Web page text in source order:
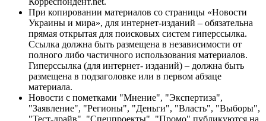
При копировании материалов со страницы «Новости
Украины и мира», для интернет-изданий – обязательна
прямая открытая для поисковых систем гиперссылка.
Ссылка должна быть размещена в независимости от
полного либо частичного использования материалов.
Гиперссылка (для интернет- изданий) – должна быть
размещена в подзаголовке или в первом абзаце
материала.
Новости с пометками "Мнение", "Экспертиза",
"Заявление", "Регионы", "Деньги", "Власть", "Выборы",